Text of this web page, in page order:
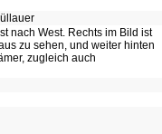
nach West. Rechts im Bild ist
zu sehen, und weiter hinten
zugleich auch